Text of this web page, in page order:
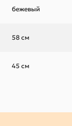
бежевый
58 см
45 см